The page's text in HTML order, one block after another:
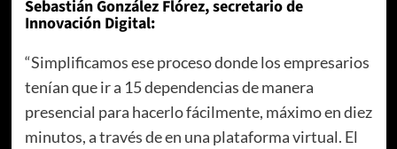
Sebastián González Flórez, secretario de
Innovación Digital:
“Simplificamos ese proceso donde los empresarios
tenían que ir a 15 dependencias de manera
presencial para hacerlo fácilmente, máximo en diez
minutos, a través de en una plataforma virtual. El